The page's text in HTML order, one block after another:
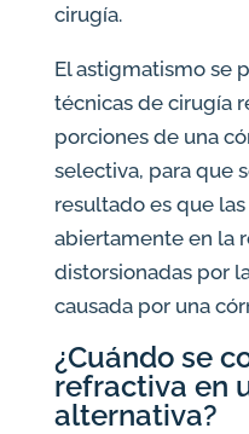
cirugía.
El astigmatismo se
técnicas de cirugía
porciones de una
selectiva, para que
resultado es que
abiertamente en la
distorsionadas por
causada por una
¿Cuándo se
refractiva en
alternativa?